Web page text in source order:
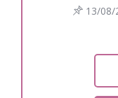
13/08/